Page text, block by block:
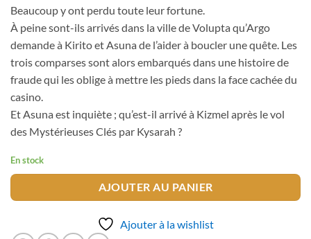
Beaucoup y ont perdu toute leur fortune.
À peine sont-ils arrivés dans la ville de Volupta qu’Argo
demande à Kirito et Asuna de l’aider à boucler une quête. Les
trois comparses sont alors embarqués dans une histoire de
fraude qui les oblige à mettre les pieds dans la face cachée du
casino.
Et Asuna est inquiète ; qu’est-il arrivé à Kizmel après le vol
des Mystérieuses Clés par Kysarah ?
En stock
AJOUTER AU PANIER
Ajouter à la wishlist